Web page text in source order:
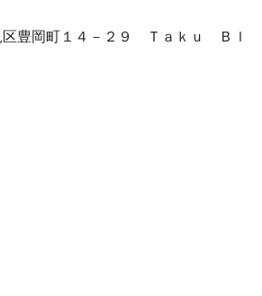
区豊岡町１４－２９ Ｔａｋｕ Ｂｌ